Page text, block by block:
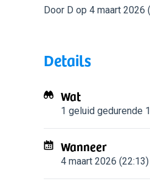
Door D op 4 maart 2026
Details
Wat
1 geluid gedurende
Wanneer
4 maart 2026 (22:13)